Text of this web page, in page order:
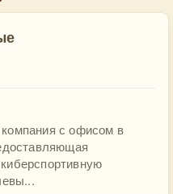
с офисом в